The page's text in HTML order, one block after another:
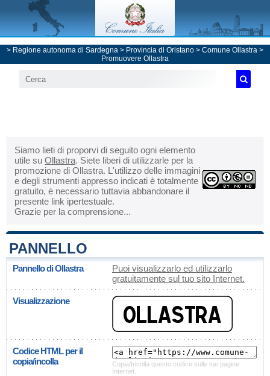
> Regione autonoma di Sardegna > Provincia di Oristano > Comune Ollastra >
Promuovere Ollastra
Siamo lieti di proporvi di seguito ogni elemento
utile su Ollastra. Siete liberi di utilizzarle per la
promozione di Ollastra. L'utilizzo delle immagini
e degli strumenti appresso indicati è totalmente
gratuito, è necessario tuttavia abbandonare il
presente link ipertestuale.
Grazie per la comprensione...
PANNELLO
Pannello di Ollastra
Puoi visualizzarlo ed utilizzarlo
gratuitamente sul tuo sito Internet.
Visualizzazione
Codice HTML per il
copia/incolla
Copia/Incolla questo codice sulle tue pagine
Internet.